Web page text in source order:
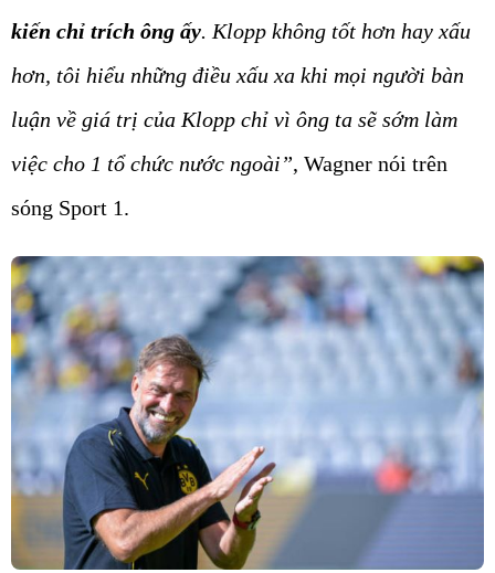
kiến chỉ trích ông ấy. Klopp không tốt hơn hay xấu
hơn, tôi hiểu những điều xấu xa khi mọi người bàn
luận về giá trị của Klopp chỉ vì ông ta sẽ sớm làm
việc cho 1 tổ chức nước ngoài”, Wagner nói trên
sóng Sport 1.